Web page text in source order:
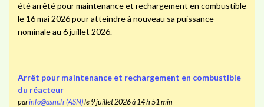
été arrêté pour maintenance et rechargement en combustible
le 16 mai 2026 pour atteindre à nouveau sa puissance
nominale au 6 juillet 2026.
Arrêt pour maintenance et rechargement en combustible
du réacteur
parinfo@asnr.fr (ASN)le 9 juillet 2026 à 14 h 51 min